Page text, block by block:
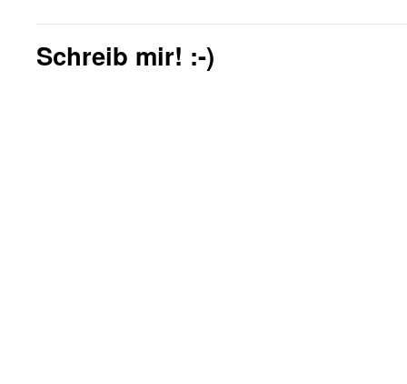
Schreib mir! :-)